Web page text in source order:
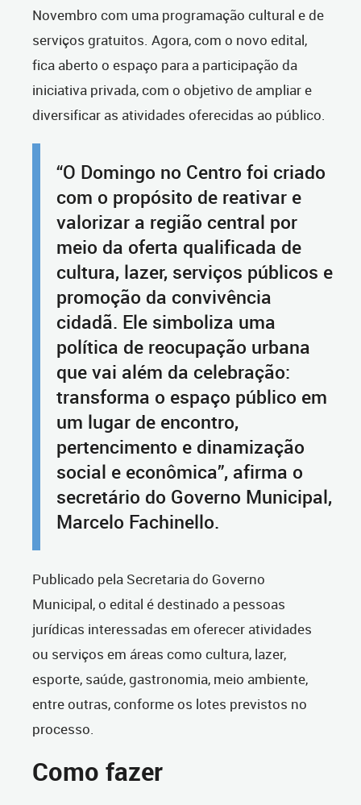
Novembro com uma programação cultural e de
serviços gratuitos. Agora, com o novo edital,
fica aberto o espaço para a participação da
iniciativa privada, com o objetivo de ampliar e
diversificar as atividades oferecidas ao público.
“O Domingo no Centro foi criado
com o propósito de reativar e
valorizar a região central por
meio da oferta qualificada de
cultura, lazer, serviços públicos e
promoção da convivência
cidadã. Ele simboliza uma
política de reocupação urbana
que vai além da celebração:
transforma o espaço público em
um lugar de encontro,
pertencimento e dinamização
social e econômica”, afirma o
secretário do Governo Municipal,
Marcelo Fachinello.
Publicado pela Secretaria do Governo
Municipal, o edital é destinado a pessoas
jurídicas interessadas em oferecer atividades
ou serviços em áreas como cultura, lazer,
esporte, saúde, gastronomia, meio ambiente,
entre outras, conforme os lotes previstos no
processo.
Como fazer